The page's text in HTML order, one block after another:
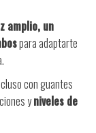
amplio, un
para adaptarte
con guantes
yniveles de